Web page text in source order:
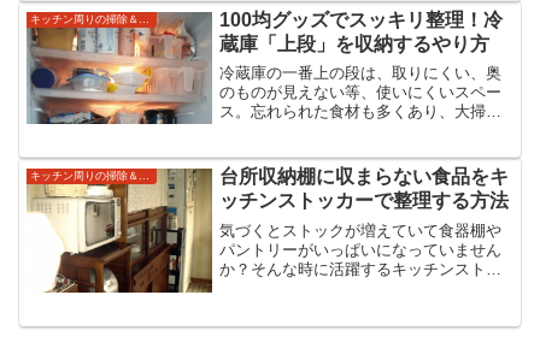
買い替えでなくても、冷蔵庫の裏側や下
側を簡単に掃除できる方法...
100均グッズでスッキリ整理！冷
蔵庫「上段」を収納するやり方
冷蔵庫の一番上の段は、取りにくい、奥
のものが見えない等、使いにくいスペー
ス。忘れられた食材も多くあり、大掃除
します。
キッチン周りの掃除＆収納術
台所収納棚に収まらない食品をキ
ッチンストッカーで整理する方法
気づくとストックが増えていて食器棚や
パントリーがいっぱいになっていません
か？そんな時に活躍するキッチンストッ